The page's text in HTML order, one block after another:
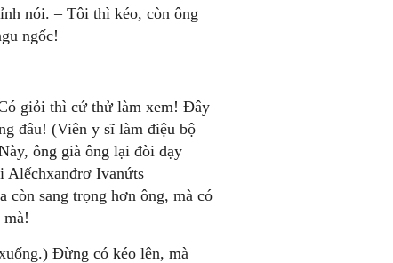
nói. – Tôi thì kéo, còn ông
ngốc!
giỏi thì cứ thử làm xem! Đây
đâu! (Viên y sĩ làm điệu bộ
ông già ông lại đòi dạy
Alếchxanđrơ Ivanứts
sang trọng hơn ông, mà có
Đừng có kéo lên, mà